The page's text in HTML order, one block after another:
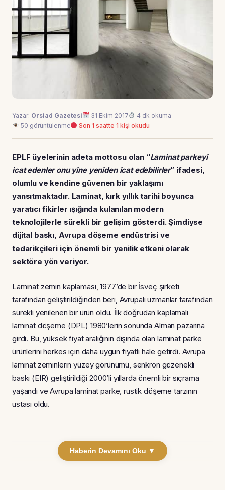
Yazar: Orsiad Gazetesi 31 Ekim 2017
4 dk okuma
50 görüntülenme
Son 1 saatte 1 kişi okudu
EPLF üyelerinin adeta mottosu olan “Laminat parkeyi
icat edenler onu yine yeniden icat edebilirler” ifadesi,
olumlu ve kendine güvenen bir yaklaşımı
yansıtmaktadır. Laminat, kırk yıllık tarihi boyunca
yaratıcı fikirler ışığında kulanılan modern
teknolojilerle sürekli bir gelişim gösterdi. Şimdiyse
dijital baskı, Avrupa döşeme endüstrisi ve
tedarikçileri için önemli bir yenilik etkeni olarak
sektöre yön veriyor.
Laminat zemin kaplaması, 1977’de bir İsveç şirketi
tarafından geliştirildiğinden beri, Avrupalı ​​uzmanlar tarafından
sürekli yenilenen bir ürün oldu. İlk doğrudan kaplamalı
laminat döşeme (DPL) 1980’lerin sonunda Alman pazarına
girdi. Bu, yüksek fiyat aralığının dışında olan laminat parke
ürünlerini herkes için daha uygun fiyatlı hale getirdi. Avrupa
laminat zeminlerin yüzey görünümü, senkron gözenekli
baskı (EIR) geliştirildiği 2000’li yıllarda önemli bir sıçrama
yaşandı ve Avrupa laminat parke, rustik döşeme tarzının
ustası oldu.
Haberin Devamını Oku ▼